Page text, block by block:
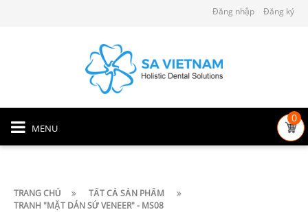
Đăng nhập Đăng ký
MENU
0
TRANG CHỦ
TẤT CẢ SẢN PHẨM
TRANH "MẶT DÁN SỨ VENEER" - MS08